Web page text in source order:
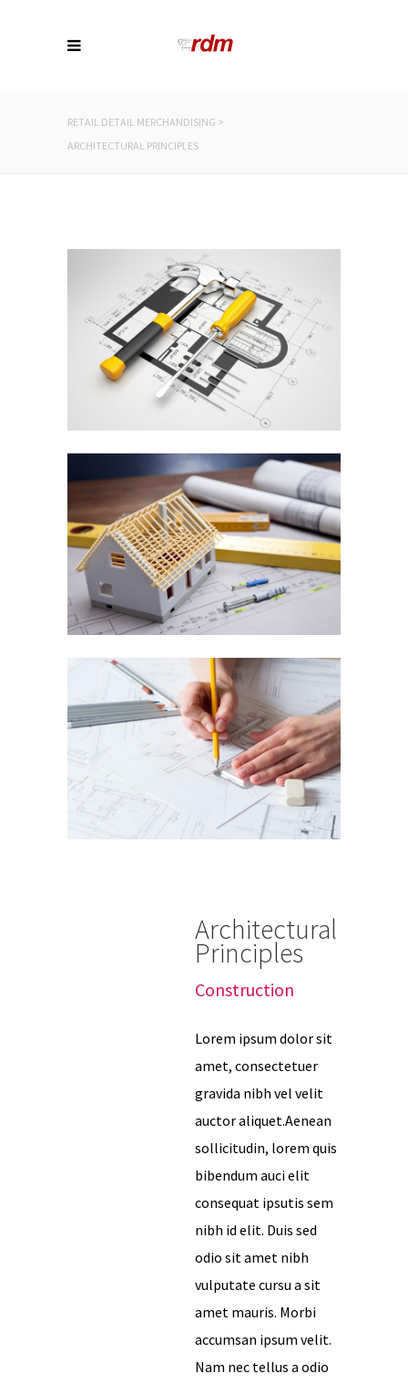
RETAIL DETAIL MERCHANDISING >
ARCHITECTURAL PRINCIPLES
Architectural
Principles
Construction
Lorem ipsum dolor sit
amet, consectetuer
gravida nibh vel velit
auctor aliquet.Aenean
sollicitudin, lorem quis
bibendum auci elit
consequat ipsutis sem
nibh id elit. Duis sed
odio sit amet nibh
vulputate cursu a sit
amet mauris. Morbi
accumsan ipsum velit.
Nam nec tellus a odio